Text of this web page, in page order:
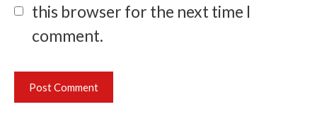
this browser for the next time I
comment.